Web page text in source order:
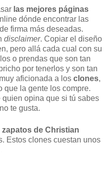
las mejores páginas
dónde encontrar las
firma más deseadas.
disclaimer. Copiar el diseño
pero allá cada cual con su
o prendas que son tan
por tenerlos y son tan
aficionada a los clones,
que la gente los compre.
opina que si tú sabes
te gusta.
zapatos de Christian
Estos clones cuestan unos